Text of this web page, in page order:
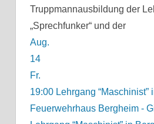
Truppmannausbildung der
„Sprechfunker“ und der
Aug.
14
Fr.
19:00 Lehrgang “Maschinist”
Feuerwehrhaus Bergheim -